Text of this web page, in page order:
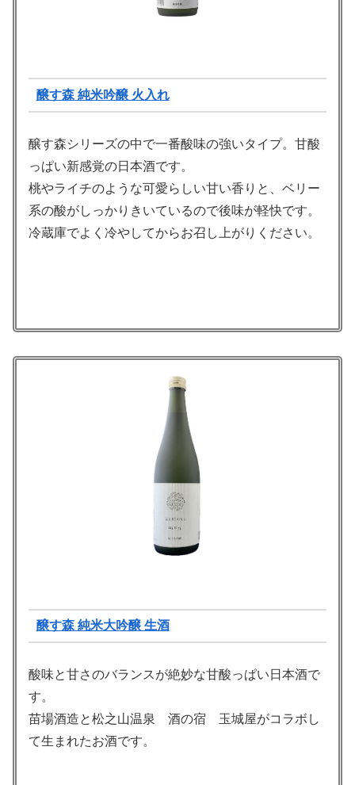
醸す森 純米吟醸 火入れ
醸す森シリーズの中で一番酸味の強いタイプ。甘酸
っぱい新感覚の日本酒です。
桃やライチのような可愛らしい甘い香りと、ベリー
系の酸がしっかりきいているので後味が軽快です。
冷蔵庫でよく冷やしてからお召し上がりください。
醸す森 純米大吟醸 生酒
酸味と甘さのバランスが絶妙な甘酸っぱい日本酒で
す。
苗場酒造と松之山温泉 酒の宿 玉城屋がコラボし
て生まれたお酒です。